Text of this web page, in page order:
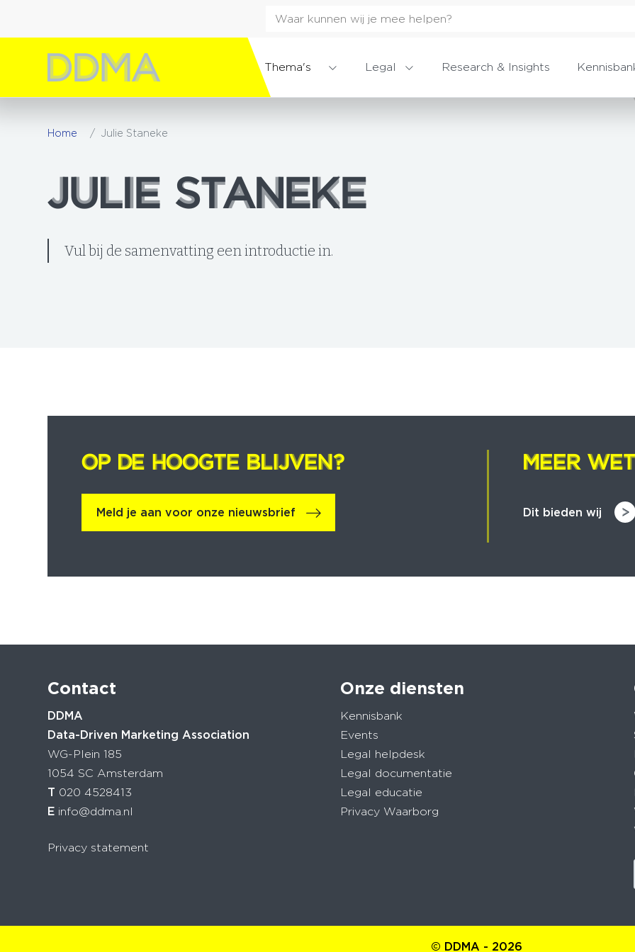
Thema's Legal Research & Insights
Home Julie Staneke
JULIE STANEKE
JULIE STANEKE
Vul bij de samenvatting een introductie in.
OP DE HOOGTE BLIJVEN?
OP DE HOOGTE BLIJVEN?
Meld je aan voor onze nieuwsbrief
MEER
MEER
Dit bieden wij
Contact
DDMA
Data-Driven Marketing Association
WG-Plein 185
1054 SC Amsterdam
T 020 4528413
E info@ddma.nl
Privacy statement
Onze diensten
Kennisbank
Events
Legal helpdesk
Legal documentatie
Legal educatie
Privacy Waarborg
© DDMA - 2026